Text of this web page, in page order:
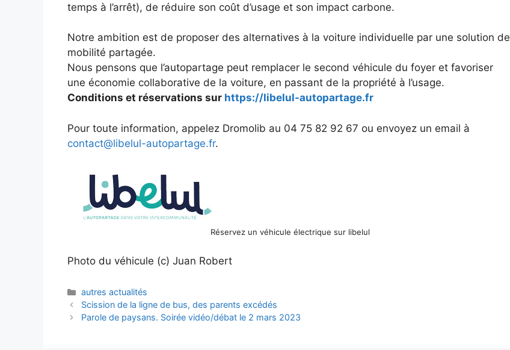
temps à l’arrêt), de réduire son coût d’usage et son impact carbone.
Notre ambition est de proposer des alternatives à la voiture individuelle par une solution de
mobilité partagée.
Nous pensons que l’autopartage peut remplacer le second véhicule du foyer et favoriser
une économie collaborative de la voiture, en passant de la propriété à l’usage.
Conditions et réservations sur https://libelul-autopartage.fr
Pour toute information, appelez Dromolib au 04 75 82 92 67 ou envoyez un email à
contact@libelul-autopartage.fr.
Réservez un véhicule électrique sur libelul
Photo du véhicule (c) Juan Robert
Catégories
autres actualités
Scission de la ligne de bus, des parents excédés
Parole de paysans. Soirée vidéo/débat le 2 mars 2023